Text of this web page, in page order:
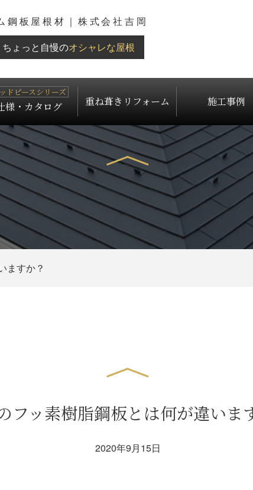
鋼板屋根材｜株式会社吉岡
ちょっと自慢のオシャレな屋根
様・カタログ 重ね葺きリフォーム 施工事例
ますか？
フッ素樹脂鋼板とは何が違いま
2020年9月15日